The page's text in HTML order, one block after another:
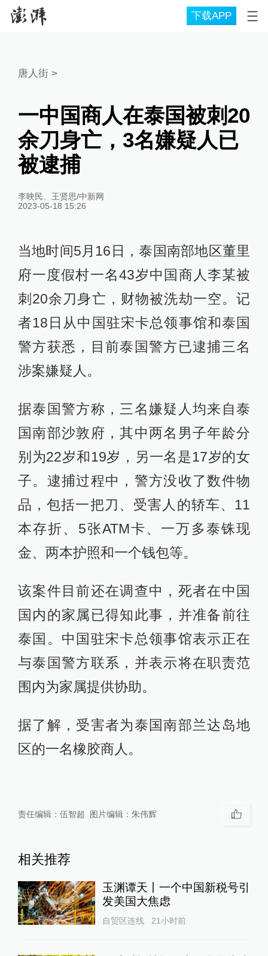
下载APP
唐人街>
一中国商人在泰国被刺20
余刀身亡，3名嫌疑人已
被逮捕
李映民、王贤思/中新网
2023-05-18 15:26
当地时间5月16日，泰国南部地区董里
府一度假村一名43岁中国商人李某被
刺20余刀身亡，财物被洗劫一空。记
者18日从中国驻宋卡总领事馆和泰国
警方获悉，目前泰国警方已逮捕三名
涉案嫌疑人。
据泰国警方称，三名嫌疑人均来自泰
国南部沙敦府，其中两名男子年龄分
别为22岁和19岁，另一名是17岁的女
子。逮捕过程中，警方没收了数件物
品，包括一把刀、受害人的轿车、11
本存折、5张ATM卡、一万多泰铢现
金、两本护照和一个钱包等。
该案件目前还在调查中，死者在中国
国内的家属已得知此事，并准备前往
泰国。中国驻宋卡总领事馆表示正在
与泰国警方联系，并表示将在职责范
围内为家属提供协助。
据了解，受害者为泰国南部兰达岛地
区的一名橡胶商人。
责任编辑： 伍智超 图片编辑： 朱伟辉
相关推荐
玉渊谭天丨一个中国新税号引
发美国大焦虑
自贸区连线 21小时前